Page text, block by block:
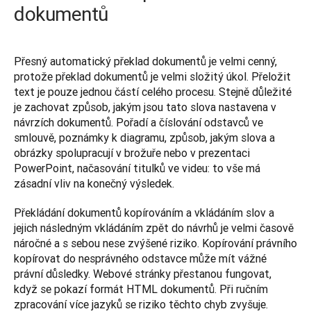
dokumentů
Přesný automatický překlad dokumentů je velmi cenný,
protože překlad dokumentů je velmi složitý úkol. Přeložit
text je pouze jednou částí celého procesu. Stejně důležité
je zachovat způsob, jakým jsou tato slova nastavena v
návrzích dokumentů. Pořadí a číslování odstavců ve
smlouvě, poznámky k diagramu, způsob, jakým slova a
obrázky spolupracují v brožuře nebo v prezentaci
PowerPoint, načasování titulků ve videu: to vše má
zásadní vliv na konečný výsledek.
Překládání dokumentů kopírováním a vkládáním slov a
jejich následným vkládáním zpět do návrhů je velmi časově
náročné a s sebou nese zvýšené riziko. Kopírování právního
kopírovat do nesprávného odstavce může mít vážné
právní důsledky. Webové stránky přestanou fungovat,
když se pokazí formát HTML dokumentů. Při ručním
zpracování více jazyků se riziko těchto chyb zvyšuje.